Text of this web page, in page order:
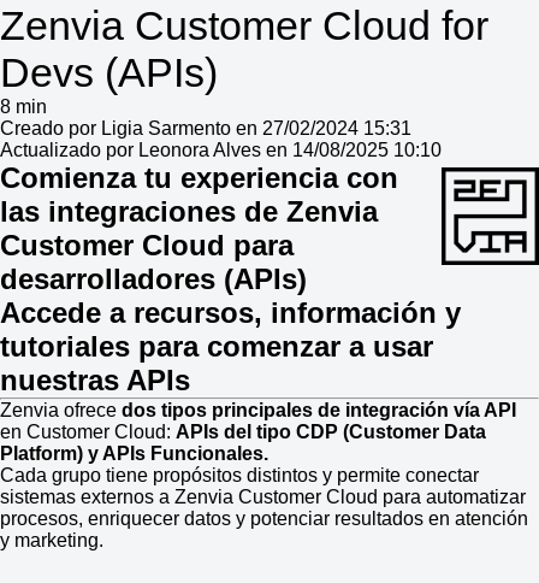
Zenvia Customer Cloud for
Devs (APIs)
8 min
Creado por Ligia Sarmento en 27/02/2024 15:31
Actualizado por Leonora Alves en 14/08/2025 10:10
Comienza tu experiencia con
las integraciones de Zenvia
Customer Cloud para
desarrolladores (APIs)
Accede a recursos, información y
tutoriales para comenzar a usar
nuestras APIs
Zenvia ofrece dos tipos principales de integración vía API
en Customer Cloud: APIs del tipo CDP (Customer Data
Platform) y APIs Funcionales.
Cada grupo tiene propósitos distintos y permite conectar
sistemas externos a Zenvia Customer Cloud para automatizar
procesos, enriquecer datos y potenciar resultados en atención
y marketing.